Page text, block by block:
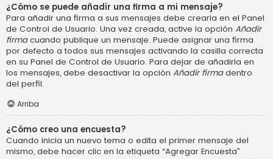
¿Cómo se puede añadir una firma a mi mensaje?
Para añadir una firma a sus mensajes debe crearla en el Panel
de Control de Usuario. Una vez creada, active la opción Añadir
firmacuando publique un mensaje. Puede asignar una firma
por defecto a todos sus mensajes activando la casilla correcta
en su Panel de Control de Usuario. Para dejar de añadirla en
los mensajes, debe desactivar la opción Añadir firmadentro
del perfil.
Arriba
¿Cómo creo una encuesta?
Cuando inicia un nuevo tema o edita el primer mensaje del
mismo, debe hacer clic en la etiqueta “Agregar Encuesta”